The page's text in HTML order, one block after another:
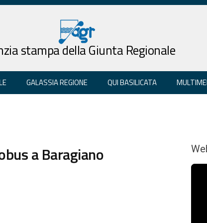
stampa della Giunta Regionale
GALASSIA REGIONE QUI BASILICATA
a Baragiano